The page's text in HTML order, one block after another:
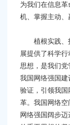
为我们在信息
机、掌握主动、
植根实践、指
展提供了科学
思想，是我们
我国网络强国
验证，引领我
革。我国网络
网络强国阔步